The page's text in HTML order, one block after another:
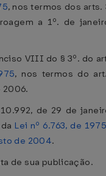
, nos termos dos arts.
a 1º. de
VIII do § 3º. do
, nos termos do
2006.
de 29 de
Lei nº 6.763, de
de 2004.
de sua publicação.